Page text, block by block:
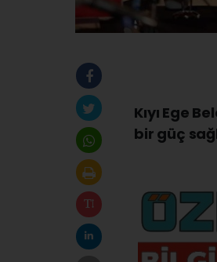
Kıyı Ege
bir güç